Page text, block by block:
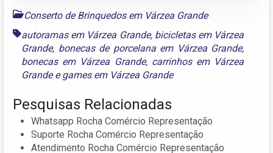
Conserto de Brinquedos em Várzea Grande
autoramas em Várzea Grande, bicicletas em Várzea
Grande, bonecas de porcelana em Várzea Grande,
bonecas em Várzea Grande, carrinhos em Várzea
Grandeegames em Várzea Grande
Pesquisas Relacionadas
Whatsapp Rocha Comércio Representação
Suporte Rocha Comércio Representação
Atendimento Rocha Comércio Representação